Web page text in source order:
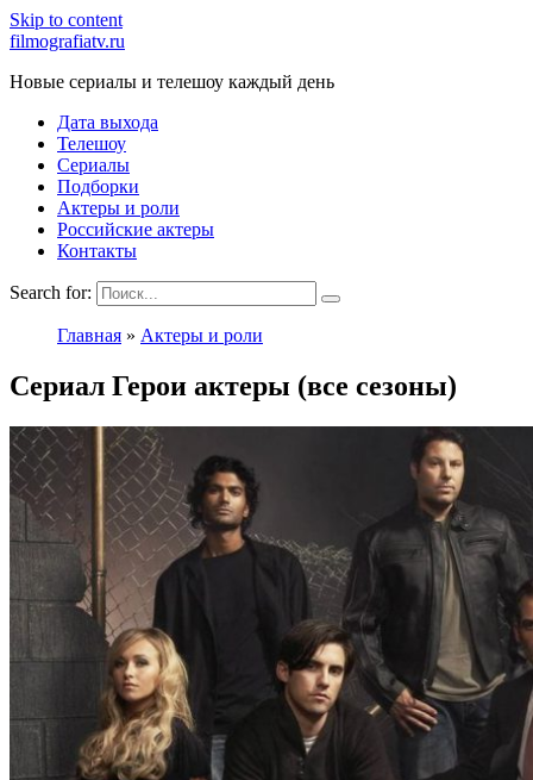
Skip to content
filmografiatv.ru
Новые сериалы и телешоу каждый день
Дата выхода
Телешоу
Сериалы
Подборки
Актеры и роли
Российские актеры
Контакты
Search for:
Главная » Актеры и роли
Сериал Герои актеры (все сезоны)